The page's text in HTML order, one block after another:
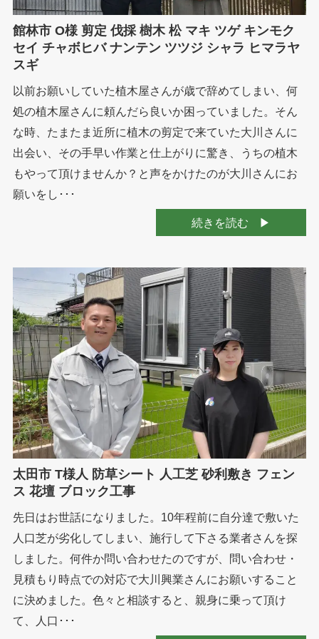
館林市 O様 剪定 伐採 樹木 松 マキ ツゲ キンモク
セイ チャボヒバ ナンテン ツツジ シャラ ヒマラヤ
スギ
以前お願いしていた植木屋さんが歳で辞めてしまい、何
処の植木屋さんに頼んだら良いか困っていました。そん
な時、たまたま近所に植木の剪定で来ていた大川さんに
出会い、その手早い作業と仕上がりに驚き、うちの植木
もやって頂けませんか？と声をかけたのが大川さんにお
願いをし･･･
続きを読む
太田市 T様人 防草シート 人工芝 砂利敷き フェン
ス 花壇 ブロック工事
先日はお世話になりました。10年程前に自分達で敷いた
人口芝が劣化してしまい、施行して下さる業者さんを探
しました。何件か問い合わせたのですが、問い合わせ・
見積もり時点での対応で大川興業さんにお願いすること
に決めました。色々と相談すると、親身に乗って頂け
て、人口･･･